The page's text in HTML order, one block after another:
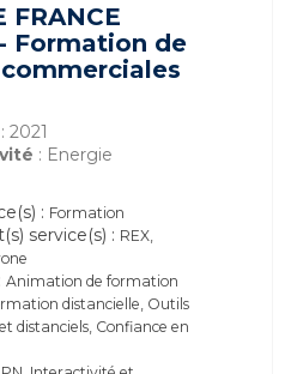
FRANCE
Formation de
: 2021
: Energie
: Formation
service(s) : REX,
Animation de formation
distancielle, Outils
distanciels, Confiance en